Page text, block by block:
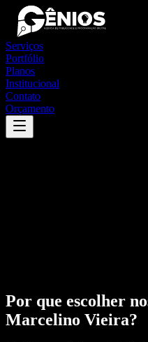
Serviços
Portfólio
Planos
Institucional
Contato
Orçamento
Por que escolher
Marcelino Vieira?